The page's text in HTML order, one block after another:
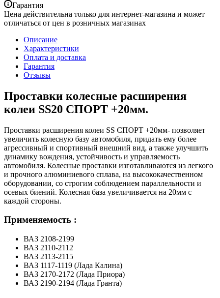
Гарантия
Цена действительна только для интернет-магазина и может
отличаться от цен в розничных магазинах
Описание
Характеристики
Оплата и доставка
Гарантия
Отзывы
Проставки колесные расширения
колеи SS20 СПОРТ +20мм.
Проставки расширения колеи SS СПОРТ +20мм- позволяет
увеличить колесную базу автомобиля, придать ему более
агрессивный и спортивный внешний вид, а также улучшить
динамику вождения, устойчивость и управляемость
автомобиля. Колесные проставки изготавливаются из легкого
и прочного алюминиевого сплава, на высококачественном
оборудовании, со строгим соблюдением параллельности и
осевых биений. Колесная база увеличивается на 20мм с
каждой стороны.
Применяемость :
ВАЗ 2108-2199
ВАЗ 2110-2112
ВАЗ 2113-2115
ВАЗ 1117-1119 (Лада Калина)
ВАЗ 2170-2172 (Лада Приора)
ВАЗ 2190-2194 (Лада Гранта)